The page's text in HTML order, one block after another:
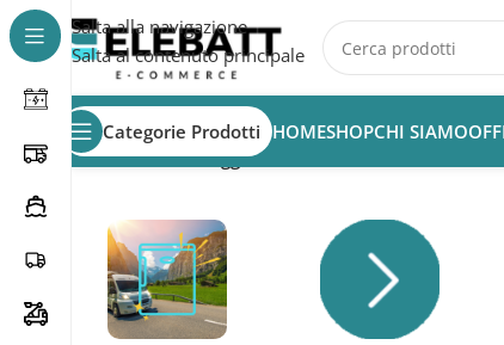
Salta alla navigazione
Salta al contenuto principale
Categorie Prodotti HOMESHOPCHI SIAMO
Home/Prodotti taggati “batteria 12v 48ah”